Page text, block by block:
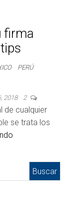
firma
PERÚ
2018 2
de cualquier
se trata los